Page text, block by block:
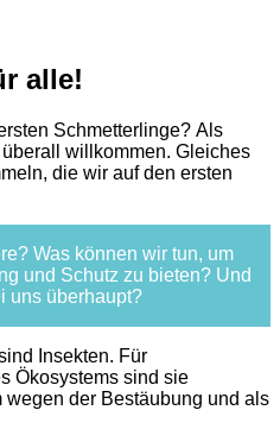
alle!
Schmetterlinge? Als
willkommen. Gleiches
die wir auf den ersten
Was können wir tun, um
und Schutz zu bieten? Und
uns überhaupt?
Insekten. Für
Ökosystems sind sie
wegen der Bestäubung und als